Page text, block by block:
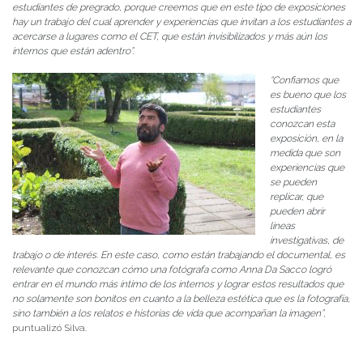
estudiantes de pregrado, porque creemos que en este tipo de exposiciones
hay un trabajo del cual aprender y experiencias que invitan a los estudiantes a
acercarse a lugares como el CET, que están invisibilizados y más aún los
internos que están adentro”.
“Confiamos que
es bueno que los
estudiantes
conozcan esta
exposición, en la
medida que son
experiencias que
se pueden
replicar, que
pueden abrir
líneas
investigativas, de
trabajo o de interés. En este caso, como están trabajando el documental, es
relevante que conozcan cómo una fotógrafa como Anna Da Sacco logró
entrar en el mundo más íntimo de los internos y lograr estos resultados que
no solamente son bonitos en cuanto a la belleza estética que es la fotografía,
sino también a los relatos e historias de vida que acompañan la imagen”,
puntualizó Silva.